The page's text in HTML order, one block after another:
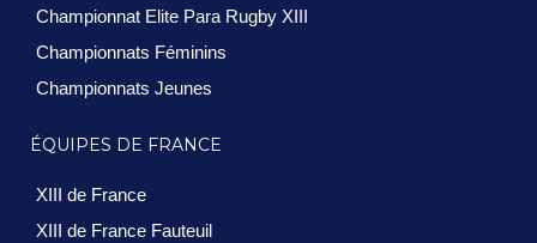
Championnat Elite Para Rugby XIII
Championnats Féminins
Championnats Jeunes
ÉQUIPES DE FRANCE
XIII de France
XIII de France Fauteuil